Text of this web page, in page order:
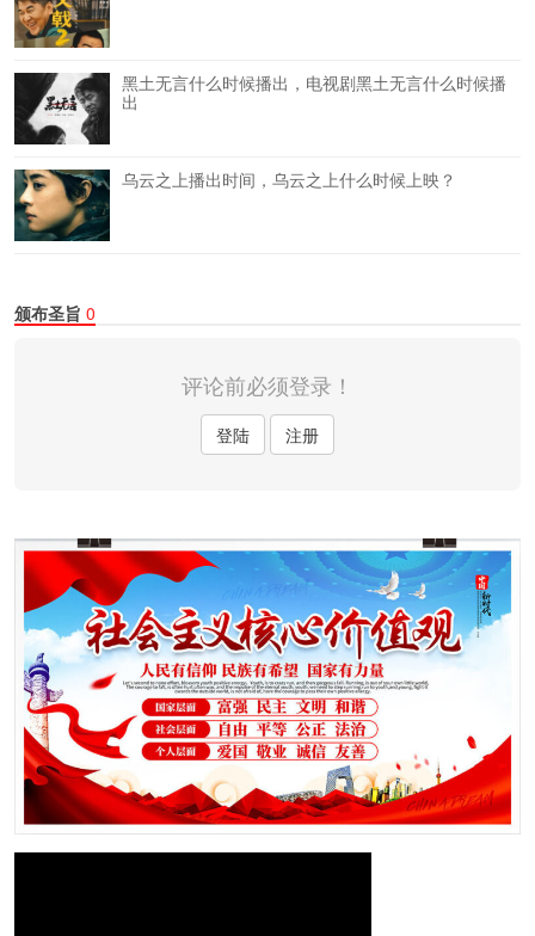
黑土无言什么时候播出，电视剧黑土无言什么时候播
出
乌云之上播出时间，乌云之上什么时候上映？
颁布圣旨 0
评论前必须登录！
登陆 注册